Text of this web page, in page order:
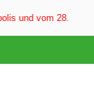
vom 28.